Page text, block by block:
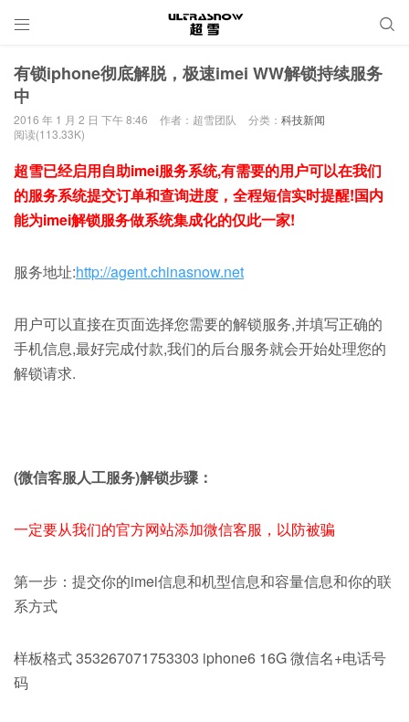
 
有锁iphone彻底解脱，极速imei WW解锁持续服务
中
2016 年 1 月 2 日 下午 8:46 作者：超雪团队 分类： 科技新闻
阅读(113.33K)
超雪已经启用自助imei服务系统,有需要的用户可以在我们
的服务系统提交订单和查询进度，全程短信实时提醒!国内
能为imei解锁服务做系统集成化的仅此一家!
服务地址:http://agent.chinasnow.net
用户可以直接在页面选择您需要的解锁服务,并填写正确的
手机信息,最好完成付款,我们的后台服务就会开始处理您的
解锁请求.
(微信客服人工服务)解锁步骤：
一定要从我们的官方网站添加微信客服，以防被骗
第一步：提交你的imei信息和机型信息和容量信息和你的联
系方式
样板格式 353267071753303 iphone6 16G 微信名+电话号
码